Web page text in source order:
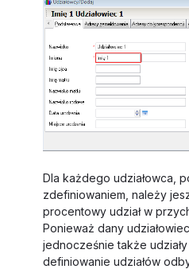
Dla każdego udziałowca,
zdefiniowaniem, należy
procentowy udział w
Ponieważ dany
jednocześnie także udziały
definiowanie udziałów